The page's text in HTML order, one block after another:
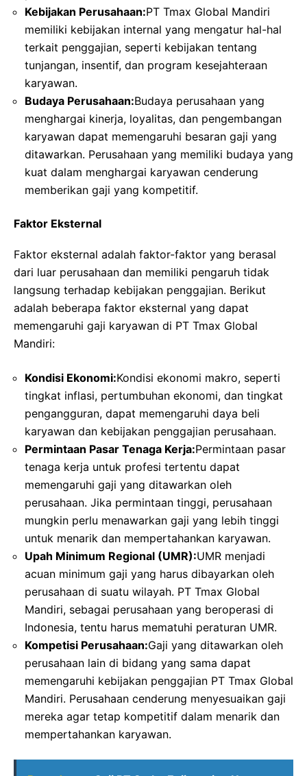
Kebijakan Perusahaan:PT Tmax Global Mandiri
memiliki kebijakan internal yang mengatur hal-hal
terkait penggajian, seperti kebijakan tentang
tunjangan, insentif, dan program kesejahteraan
karyawan.
Budaya Perusahaan:Budaya perusahaan yang
menghargai kinerja, loyalitas, dan pengembangan
karyawan dapat memengaruhi besaran gaji yang
ditawarkan. Perusahaan yang memiliki budaya yang
kuat dalam menghargai karyawan cenderung
memberikan gaji yang kompetitif.
Faktor Eksternal
Faktor eksternal adalah faktor-faktor yang berasal
dari luar perusahaan dan memiliki pengaruh tidak
langsung terhadap kebijakan penggajian. Berikut
adalah beberapa faktor eksternal yang dapat
memengaruhi gaji karyawan di PT Tmax Global
Mandiri:
Kondisi Ekonomi:Kondisi ekonomi makro, seperti
tingkat inflasi, pertumbuhan ekonomi, dan tingkat
pengangguran, dapat memengaruhi daya beli
karyawan dan kebijakan penggajian perusahaan.
Permintaan Pasar Tenaga Kerja:Permintaan pasar
tenaga kerja untuk profesi tertentu dapat
memengaruhi gaji yang ditawarkan oleh
perusahaan. Jika permintaan tinggi, perusahaan
mungkin perlu menawarkan gaji yang lebih tinggi
untuk menarik dan mempertahankan karyawan.
Upah Minimum Regional (UMR):UMR menjadi
acuan minimum gaji yang harus dibayarkan oleh
perusahaan di suatu wilayah. PT Tmax Global
Mandiri, sebagai perusahaan yang beroperasi di
Indonesia, tentu harus mematuhi peraturan UMR.
Kompetisi Perusahaan:Gaji yang ditawarkan oleh
perusahaan lain di bidang yang sama dapat
memengaruhi kebijakan penggajian PT Tmax Global
Mandiri. Perusahaan cenderung menyesuaikan gaji
mereka agar tetap kompetitif dalam menarik dan
mempertahankan karyawan.